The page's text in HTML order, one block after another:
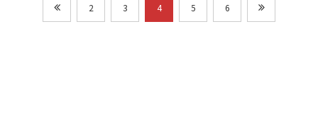
2 3 4 5 6